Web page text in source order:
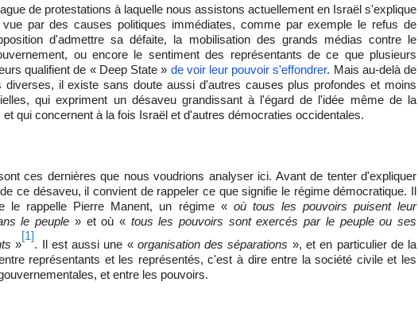
de protestations à laquelle nous assistons actuellement en Israël s'explique
par des causes politiques immédiates, comme par exemple le refus de
d'admettre sa défaite, la mobilisation des grands médias contre le
ou encore le sentiment des représentants de ce que plusieurs
qualifient de « Deep State » de voir leur pouvoir s'effondrer. Mais au-delà de
diverses, il existe sans doute aussi d'autres causes plus profondes et moins
qui expriment un désaveu grandissant à l'égard de l'idée même de la
et qui concernent à la fois Israël et d'autres démocraties occidentales.
ces dernières que nous voudrions analyser ici. Avant de tenter d'expliquer
ce désaveu, il convient de rappeler ce que signifie le régime démocratique. Il
le rappelle Pierre Manent, un régime « où tous les pouvoirs puisent leur
le peuple » et où « tous les pouvoirs sont exercés par le peuple ou ses
»
[1]
. Il est aussi une « organisation des séparations », et en particulier de la
représentants et les représentés, c'est à dire entre la société civile et les
et entre les pouvoirs.